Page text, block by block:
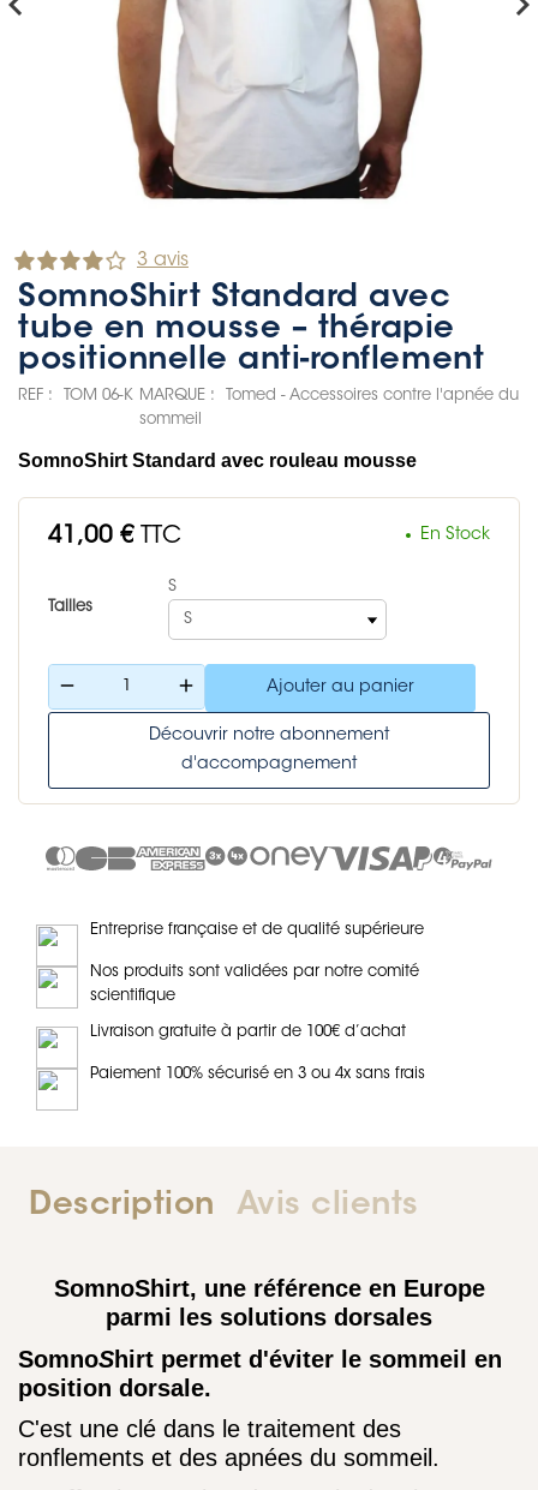
3 avis
SomnoShirt Standard avec
tube en mousse – thérapie
positionnelle anti-ronflement
REF : TOM 06-K MARQUE :
Tomed - Accessoires contre l'apnée du
sommeil
SomnoShirt Standard avec rouleau mousse
41,00 € TTC En Stock
Tailles
S
remove add Ajouter au panier
Découvrir notre abonnement
d'accompagnement
Entreprise française et de qualité supérieure
Nos produits sont validées par notre comité
scientifique
Livraison gratuite à partir de 100€ d’achat
Paiement 100% sécurisé en 3 ou 4x sans frais
Description Avis clients
SomnoShirt, une référence en Europe
parmi les solutions dorsales
SomnoShirt permet d'éviter le sommeil en
position dorsale.
C'est une clé dans le traitement des
ronflements et des apnées du sommeil.